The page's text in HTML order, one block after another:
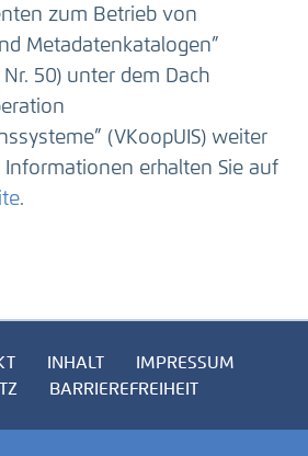
zum Betrieb von
Metadatenkatalogen”
50) unter dem Dach
(VKoopUIS) weiter
erhalten Sie auf
.
INHALT
IMPRESSUM
BARRIEREFREIHEIT